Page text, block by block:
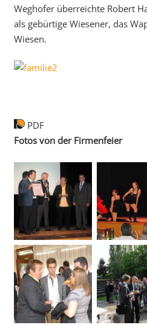
Weghofer überreichte Robert
als gebürtige Wiesener, das
Wiesen.
PDF
Fotos von der Firmenfeier